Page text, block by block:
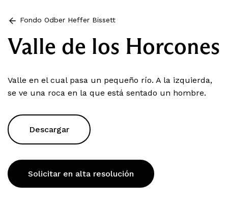
Fondo Odber Heffer Bissett
Valle de los Horcones
Valle en el cual pasa un pequeño río. A la izquierda,
se ve una roca en la que está sentado un hombre.
Descargar
Solicitar en alta resolución